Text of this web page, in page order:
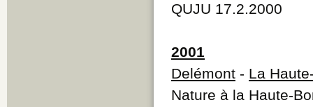
QUJU 17.2.2000
2001
Delémont - La
Nature à la Haute-